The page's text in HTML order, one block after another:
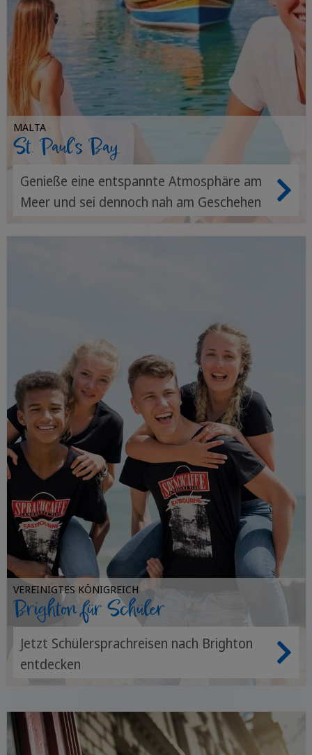
MALTA
St. Paul's Bay
Genieße eine entspannte Atmosphäre am
Meer und sei dennoch nah am Geschehen
VEREINIGTES KÖNIGREICH
Brighton für Schüler
Jetzt Schülersprachreisen nach Brighton
entdecken